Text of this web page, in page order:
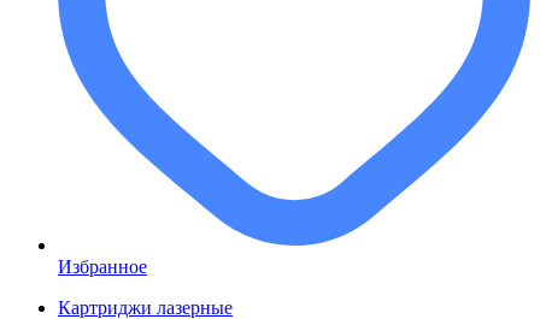
Избранное
Картриджи лазерные